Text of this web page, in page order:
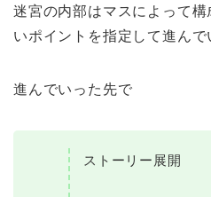
迷宮の内部はマスによって
いポイントを指定して進ん
進んでいった先で
ストーリー展開